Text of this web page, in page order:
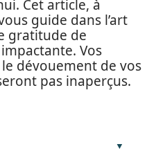
Cet article, à
guide dans l’art
gratitude de
Vos
dévouement de vos
pas inaperçus.